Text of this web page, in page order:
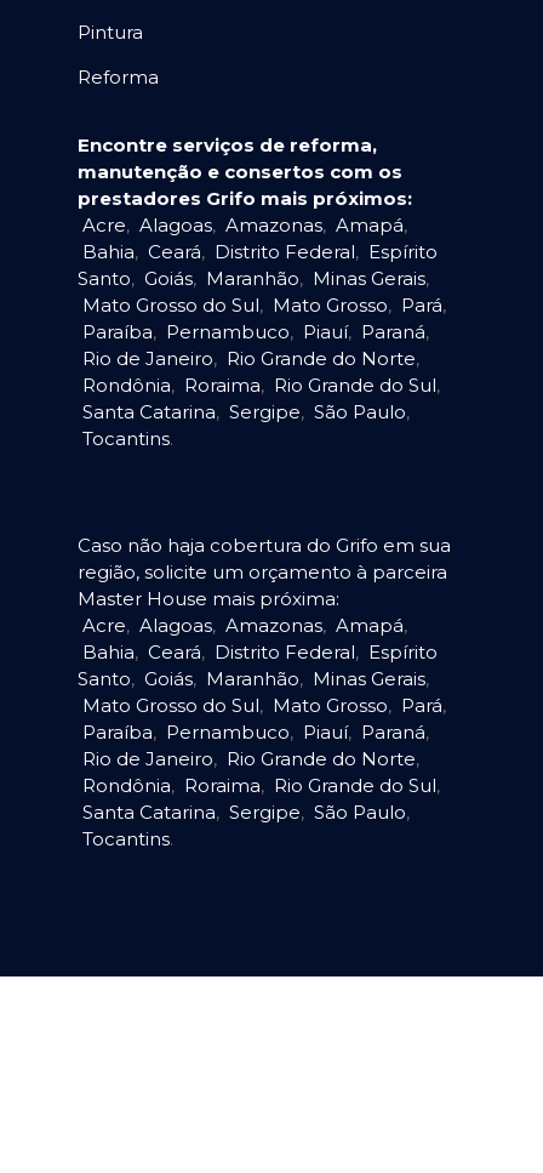
Pintura
Reforma
Encontre serviços de reforma,
manutenção e consertos com os
prestadores Grifo mais próximos:
Acre, Alagoas, Amazonas, Amapá,
Bahia, Ceará, Distrito Federal, Espírito
Santo, Goiás, Maranhão, Minas Gerais,
Mato Grosso do Sul, Mato Grosso, Pará,
Paraíba, Pernambuco, Piauí, Paraná,
Rio de Janeiro, Rio Grande do Norte,
Rondônia, Roraima, Rio Grande do Sul,
Santa Catarina, Sergipe, São Paulo,
Tocantins.
Caso não haja cobertura do Grifo em sua
região, solicite um orçamento à parceira
Master House mais próxima:
Acre, Alagoas, Amazonas, Amapá,
Bahia, Ceará, Distrito Federal, Espírito
Santo, Goiás, Maranhão, Minas Gerais,
Mato Grosso do Sul, Mato Grosso, Pará,
Paraíba, Pernambuco, Piauí, Paraná,
Rio de Janeiro, Rio Grande do Norte,
Rondônia, Roraima, Rio Grande do Sul,
Santa Catarina, Sergipe, São Paulo,
Tocantins.